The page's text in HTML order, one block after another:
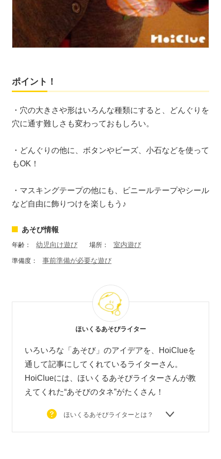
ポイント！
・穴の大きさや形はいろんな種類にすると、どんぐりを
穴に通す難しさも変わっておもしろい。
・どんぐりの他に、ボタンやビーズ、小石などを使って
もOK！
・マスキングテープの他にも、ビニールテープやシール
など自由に飾りつけを楽しもう♪
あそび情報
年齢： 幼児向け遊び 場所： 室内遊び
準備度： 事前準備が必要な遊び
ほいくるあそびライター
いろいろな「あそび」のアイデアを、HoiClueを
通して記事にしてくれているライターさん。
HoiClueには、ほいくるあそびライターさんが教
えてくれた“あそびのタネ”がたくさん！
ほいくるあそびライターとは？